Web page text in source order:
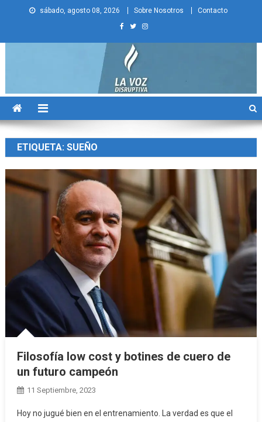
sábado, agosto 08, 2026 Sobre Nosotros Contacto
La Voz Disruptiva
ETIQUETA: SUEÑO
Filosofía low cost y botines de cuero de
un futuro campeón
11 Septiembre, 2023
Hoy no jugué bien en el entrenamiento. La verdad es que el